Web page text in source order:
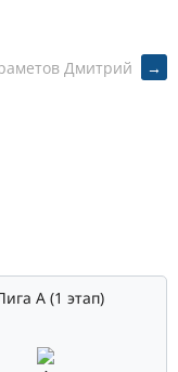
Дмитрий →
А (1 этап)